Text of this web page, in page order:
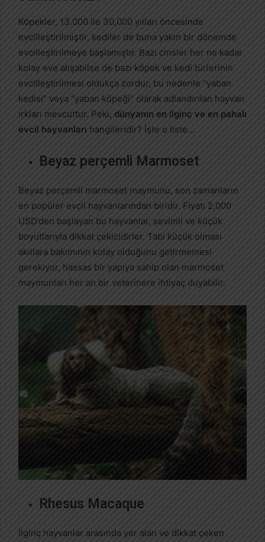
Köpekler, 13.000 ile 30,000 yılları öncesinde
evcilleştirilmiştir, kediler de buna yakın bir dönemde
evcilleştirilmeye başlamıştır. Bazı cinsler her ne kadar
kolay eve alışabilse de bazı köpek ve kedi türlerinin
evcilleştirilmesi oldukça zordur, bu nedenle “yaban
kedisi” veya “yaban köpeği” olarak adlandırılan hayvan
ırkları mevcuttur. Peki, dünyanın en ilginç ve en pahalı
evcil hayvanları hangileridir? İşte o liste…
Beyaz perçemli Marmoset
Beyaz perçemli marmoset maymunu, son zamanların
en popüler evcil hayvanlarından biridir. Fiyatı 2,000
USD’den başlayan bu hayvanlar, sevimli ve küçük
boyutlarıyla dikkat çekicidirler. Tabi küçük olması
akıllara bakımının kolay olduğunu getirmemesi
gerekiyor, hassas bir yapıya sahip olan marmoset
maymunları her an bir veterinere ihtiyaç duyabilir.
Rhesus Macaque
İlginç hayvanlar arasında yer alan ve dikkat çeken